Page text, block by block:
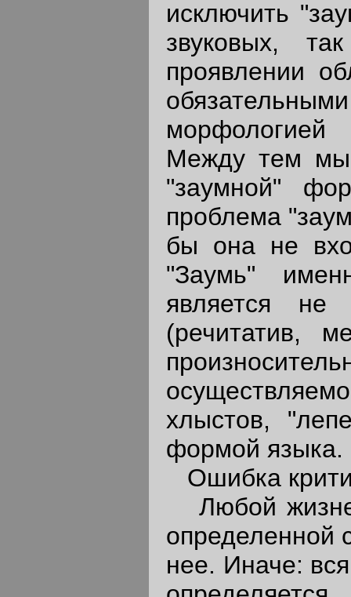
исключить
звуковых,
проявлении
Между тем мы
"заумной"
проблема
бы она не
"Заумь"
является не
(речитатив,
хлыстов,
формой языка.
Ошибка
Любой
определенной
нее. Иначе: